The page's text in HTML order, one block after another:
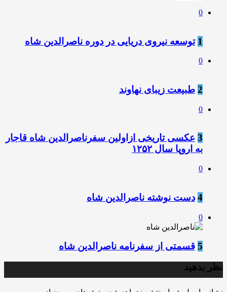
0
1 توسعه نیروی دریایی در دوره ناصرالدین شاه
0
2 طبیعت زیبای نهاوند
0
3 عکسى تاریخی ازاولین سفرناصرالدین شاه قاجار
به اروپا سال ۱۲۵۲
0
4 ‏دست نوشته ناصرالدین شاه
0
5 قسمتی از سفرنامه ناصرالدین شاه
نظر بدهید